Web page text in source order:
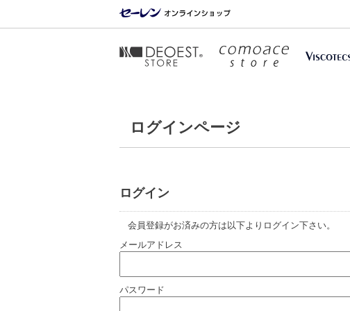
ログインページ
ログイン
会員登録がお済みの方は以下よりログイン下さい。
メールアドレス
パスワード